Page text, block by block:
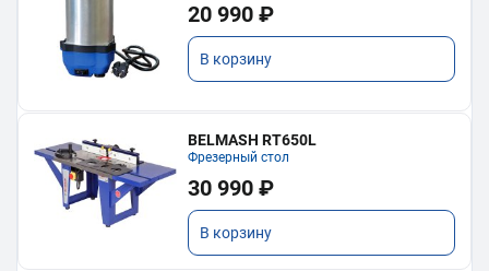
20 990 ₽
В корзину
BELMASH RT650L
Фрезерный стол
30 990 ₽
В корзину